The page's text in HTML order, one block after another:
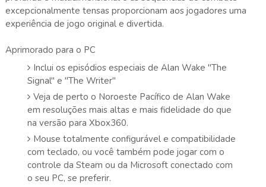
excepcionalmente tensas proporcionam aos jogadores uma
experiência de jogo original e divertida.
Aprimorado para o PC
Inclui os episódios especiais de Alan Wake "The
Signal" e "The Writer"
Veja de perto o Noroeste Pacífico de Alan Wake
em resoluções mais altas e mais fidelidade do que
na versão para Xbox360.
Mouse totalmente configurável e compatibilidade
com teclado, ou você também pode jogar com o
controle da Steam ou da Microsoft conectado com
o seu PC, se preferir.